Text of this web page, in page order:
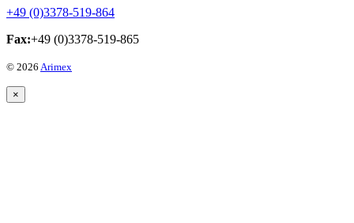
+49 (0)3378-519-864
Fax:+49 (0)3378-519-865
© 2026 Arimex
×